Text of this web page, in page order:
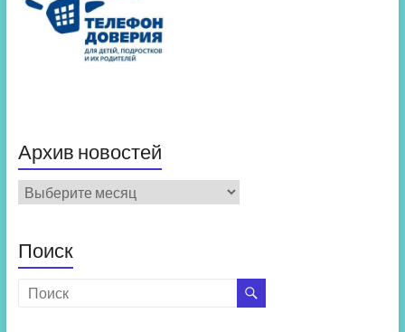
Архив новостей
Архив
новостей
Поиск